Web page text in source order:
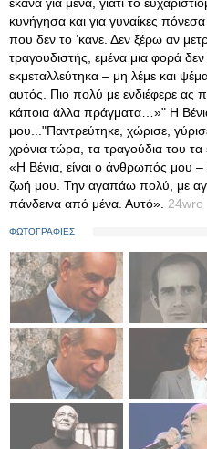
κυνήγησα και για γυναίκες
που δεν το ‘κανε. Δεν ξέρω αν
τραγουδιστής, εμένα μια φορά
εκμεταλλεύτηκα – μη λέμε και
αυτός. Πιο πολύ με ενδιέφερε
κάποια άλλα πράγματα…»" Η
μου..."Παντρεύτηκε, χώρισε,
χρόνια τώρα, τα τραγούδια του τα
«Η Βένια, είναι ο άνθρωπός μου
ζωή μου. Την αγαπάω πολύ, με
πάνδεινα από μένα. Αυτό». 24wro
ΦΩΤΟΓΡΑΦΙΕΣ